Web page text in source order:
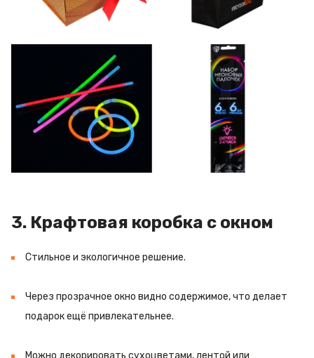
3. Крафтовая коробка с окном
Стильное и экологичное решение.
Через прозрачное окно видно содержимое, что делает
подарок ещё привлекательнее.